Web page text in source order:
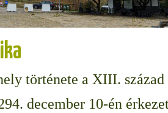
története a XIII. század
december 10-én